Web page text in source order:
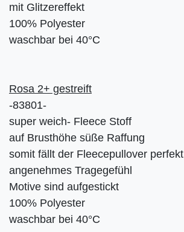
mit Glitzereffekt
100% Polyester
waschbar bei 40°C
Rosa 2+ gestreift
-83801-
super weich- Fleece Stoff
auf Brusthöhe süße Raffung
somit fällt der Fleecepullover perfekt
angenehmes Tragegefühl
Motive sind aufgestickt
100% Polyester
waschbar bei 40°C